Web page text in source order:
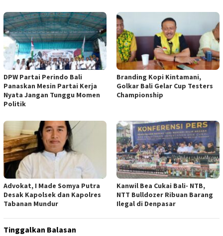
DPW Partai Perindo Bali
Panaskan Mesin Partai Kerja
Nyata Jangan Tunggu Momen
Politik
Branding Kopi Kintamani,
Golkar Bali Gelar Cup Testers
Championship
Advokat, I Made Somya Putra
Desak Kapolsek dan Kapolres
Tabanan Mundur
Kanwil Bea Cukai Bali- NTB,
NTT Bulldozer Ribuan Barang
Ilegal di Denpasar
Tinggalkan Balasan